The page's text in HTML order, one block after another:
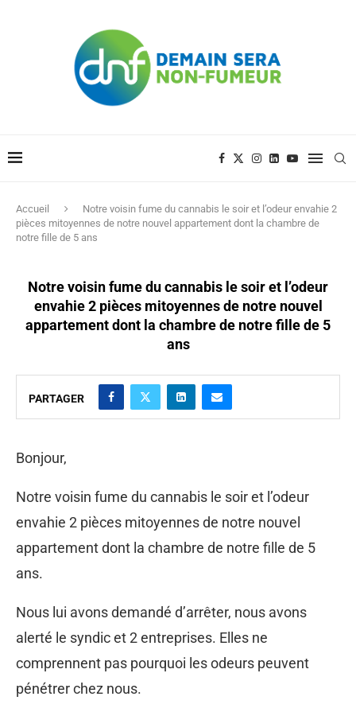
Accueil
Notre voisin fume du cannabis le soir et l’odeur envahie 2
pièces mitoyennes de notre nouvel appartement dont la chambre de
notre fille de 5 ans
Notre voisin fume du cannabis le soir et l’odeur
envahie 2 pièces mitoyennes de notre nouvel
appartement dont la chambre de notre fille de 5
ans
PARTAGER
Bonjour,
Notre voisin fume du cannabis le soir et l’odeur
envahie 2 pièces mitoyennes de notre nouvel
appartement dont la chambre de notre fille de 5
ans.
Nous lui avons demandé d’arrêter, nous avons
alerté le syndic et 2 entreprises. Elles ne
comprennent pas pourquoi les odeurs peuvent
pénétrer chez nous.